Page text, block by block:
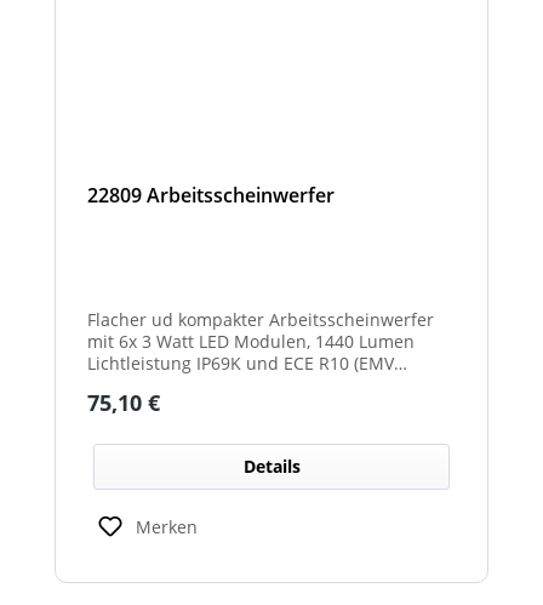
22809 Arbeitsscheinwerfer
Flacher ud kompakter Arbeitsscheinwerfer
mit 6x 3 Watt LED Modulen, 1440 Lumen
Lichtleistung IP69K und ECE R10 (EMV
Scheinwerfer auch über eine ECE R23
Rückfahrscheinwerfer im Geltungsbereich
der StVO zugelassen.
Regulärer Preis:
75,10 €
Details
Merken